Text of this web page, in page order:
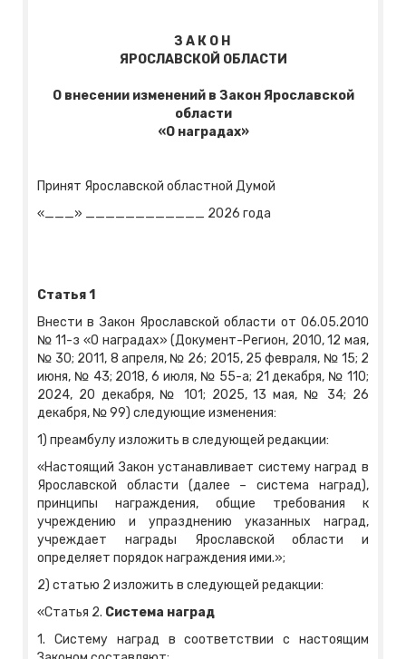
З А К О Н
ЯРОСЛАВСКОЙ ОБЛАСТИ
О внесении изменений в Закон Ярославской
области
«О наградах»
Принят Ярославской областной Думой
«___» ____________ 2026 года
Статья 1
Внести в Закон Ярославской области от 06.05.2010
№ 11-з «О наградах» (Документ-Регион, 2010, 12 мая,
№ 30; 2011, 8 апреля, № 26; 2015, 25 февраля, № 15; 2
июня, № 43; 2018, 6 июля, № 55-а; 21 декабря, № 110;
2024, 20 декабря, № 101; 2025, 13 мая, № 34; 26
декабря, № 99) следующие изменения:
1) преамбулу изложить в следующей редакции:
«Настоящий Закон устанавливает систему наград в
Ярославской области (далее – система наград),
принципы награждения, общие требования к
учреждению и упразднению указанных наград,
учреждает награды Ярославской области и
определяет порядок награждения ими.»;
2) статью 2 изложить в следующей редакции:
«Статья 2. Система наград
1. Систему наград в соответствии с настоящим